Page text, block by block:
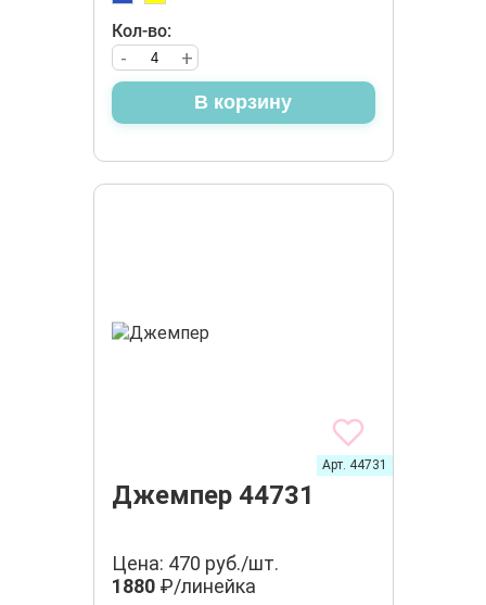
Кол-во:
+
-
В корзину
Джемпер 44731
Арт. 44731
Цена: 470 руб./шт.
1880₽/линейка